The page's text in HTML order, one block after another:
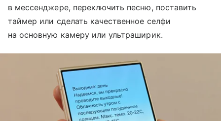
в мессенджере, переключить песню, поставить
таймер или сделать качественное селфи
на основную камеру или ультраширик.